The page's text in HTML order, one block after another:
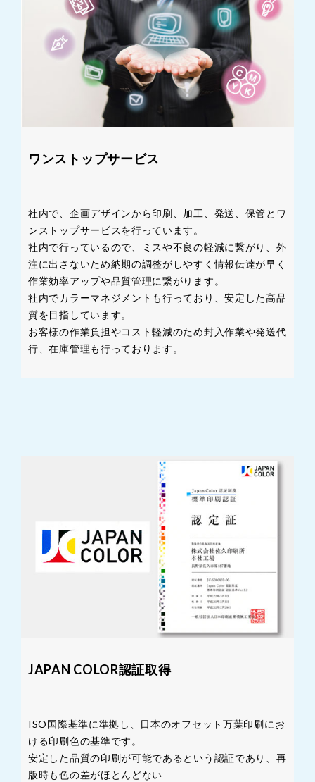
ワンストップサービス
社内で、企画デザインから印刷、加工、発送、保管とワ
ンストップサービスを行っています。
社内で行っているので、ミスや不良の軽減に繋がり、外
注に出さないため納期の調整がしやすく情報伝達が早く
作業効率アップや品質管理に繋がります。
社内でカラーマネジメントも行っており、安定した高品
質を目指しています。
お客様の作業負担やコスト軽減のため封入作業や発送代
行、在庫管理も行っております。
JAPAN COLOR認証取得
ISO国際基準に準拠し、日本のオフセット万葉印刷にお
ける印刷色の基準です。
安定した品質の印刷が可能であるという認証であり、再
版時も色の差がほとんどない